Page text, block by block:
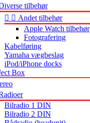
tilbehør
  Andet tilbehør
Apple Watch tilbehør
Fotografering
Kabelføring
Yamaha vægbeslag
iPod/iPhone docks
Box
Bilradio 1 DIN
Bilradio 2 DIN